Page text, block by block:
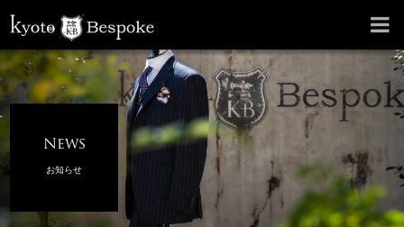
News
お知らせ